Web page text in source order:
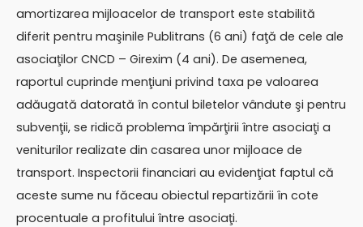
amortizarea mijloacelor de transport este stabilită
diferit pentru maşinile Publitrans (6 ani) faţă de cele ale
asociaţilor CNCD – Girexim (4 ani). De asemenea,
raportul cuprinde menţiuni privind taxa pe valoarea
adăugată datorată în contul biletelor vândute şi pentru
subvenţii, se ridică problema împărţirii între asociaţi a
veniturilor realizate din casarea unor mijloace de
transport. Inspectorii financiari au evidenţiat faptul că
aceste sume nu făceau obiectul repartizării în cote
procentuale a profitului între asociaţi.